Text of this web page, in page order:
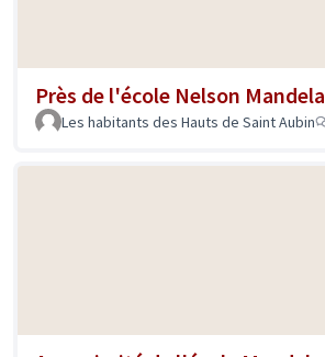
Près de l'école Nelson Mandela
Les habitants des Hauts de Saint Aubin